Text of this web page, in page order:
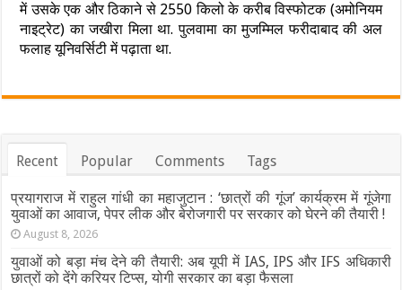
में उसके एक और ठिकाने से 2550 किलो के करीब विस्फोटक (अमोनियम
नाइट्रेट) का जखीरा मिला था. पुलवामा का मुजम्मिल फरीदाबाद की अल
फलाह यूनिवर्सिटी में पढ़ाता था.
Recent Popular Comments Tags
प्रयागराज में राहुल गांधी का महाजुटान : ‘छात्रों की गूंज’ कार्यक्रम में गूंजेगा
युवाओं का आवाज, पेपर लीक और बेरोजगारी पर सरकार को घेरने की तैयारी !
August 8, 2026
युवाओं को बड़ा मंच देने की तैयारी: अब यूपी में IAS, IPS और IFS अधिकारी
छात्रों को देंगे करियर टिप्स, योगी सरकार का बड़ा फैसला